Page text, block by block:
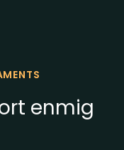
enmig